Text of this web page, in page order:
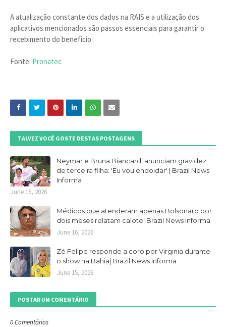
A atualização constante dos dados na RAIS e a utilização dos
aplicativos mencionados são passos essenciais para garantir o
recebimento do benefício.
Fonte: Pronatec
TALVEZ VOCÊ GOSTE DESTAS POSTAGENS
Neymar e Bruna Biancardi anunciam gravidez
de terceira filha: 'Eu vou endoidar' | Brazil News
Informa
June 16, 2026
Médicos que atenderam apenas Bolsonaro por
dois meses relatam calote| Brazil News Informa
June 16, 2026
Zé Felipe responde a coro por Virginia durante
o show na Bahia| Brazil News Informa
June 15, 2026
POSTAR UM COMENTÁRIO
0 Comentários